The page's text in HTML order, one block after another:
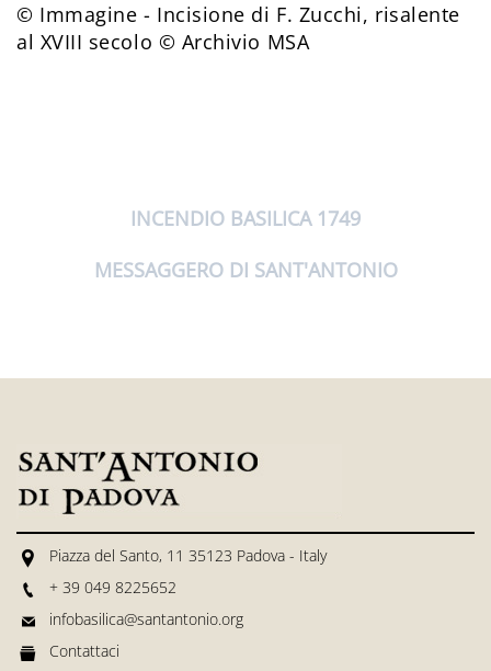
© Immagine - Incisione di F. Zucchi, risalente
al XVIII secolo © Archivio MSA
INCENDIO BASILICA 1749
MESSAGGERO DI SANT'ANTONIO
Piazza del Santo, 11 35123 Padova - Italy
+ 39 049 8225652
infobasilica@santantonio.org
Contattaci